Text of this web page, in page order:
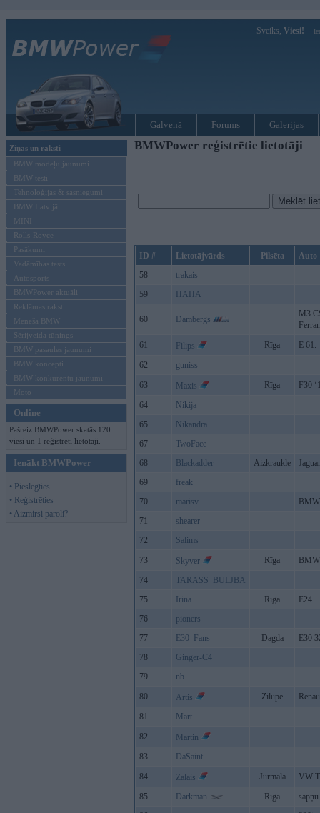
Sveiks, Viesi!
Galvenā Forums Galerijas
Ziņas un raksti
BMW modeļu jaunumi
BMW testi
Tehnoloģijas & sasniegumi
BMW Latvijā
MINI
Rolls-Royce
Pasākumi
Vadāmības tests
Autosports
BMWPower aktuāli
Reklāmas raksti
Mēneša BMW
Sērijveida tūnings
BMW pasaules jaunumi
BMW koncepti
BMW konkurentu jaunumi
Moto
Online
Pašreiz BMWPower skatās 120
viesi un 1 reģistrēti lietotāji.
Ienākt BMWPower
• Pieslēgties
• Reģistrēties
• Aizmirsi paroli?
BMWPower reģistrētie lietotāji
ID # Lietotājvārds Pilsēta
Auto
58
trakais
59
HAHA
60 Dambergs
M3
61
Filips Rīga
E 61.
62
guniss
63
Maxis Rīga
F30
64
Nikija
65
Nikandra
67
TwoFace
68
Blackadder Aizkraukle
69
freak
70
marisv
71
shearer
72
Salims
73
Skyver Rīga
74
TARASS_BULJBA
75
Irina Rīga
E24
76
pioners
77
E30_Fans Dagda
E30
78
Ginger-C4
79
nb
80
Artis Zilupe
81
Mart
82
Martin
83
DaSaint
84
Zalais Jūrmala
VW
85
Darkman Rīga